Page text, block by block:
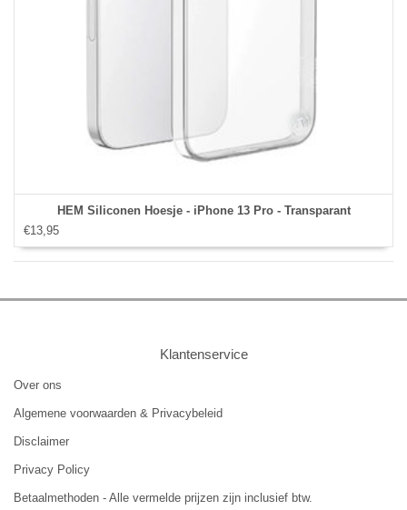
HEM Siliconen Hoesje - iPhone 13 Pro - Transparant
€13,95
Klantenservice
Over ons
Algemene voorwaarden & Privacybeleid
Disclaimer
Privacy Policy
Betaalmethoden - Alle vermelde prijzen zijn inclusief btw.